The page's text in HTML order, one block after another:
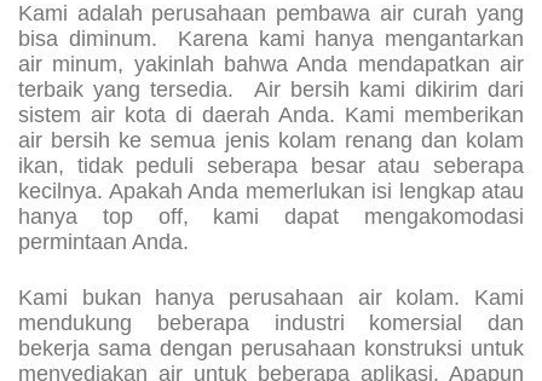
Kami adalah perusahaan pembawa air curah yang
bisa diminum. Karena kami hanya mengantarkan
air minum, yakinlah bahwa Anda mendapatkan air
terbaik yang tersedia. Air bersih kami dikirim dari
sistem air kota di daerah Anda. Kami memberikan
air bersih ke semua jenis kolam renang dan kolam
ikan, tidak peduli seberapa besar atau seberapa
kecilnya. Apakah Anda memerlukan isi lengkap atau
hanya top off, kami dapat mengakomodasi
permintaan Anda.
Kami bukan hanya perusahaan air kolam. Kami
mendukung beberapa industri komersial dan
bekerja sama dengan perusahaan konstruksi untuk
menyediakan air untuk beberapa aplikasi. Apapun